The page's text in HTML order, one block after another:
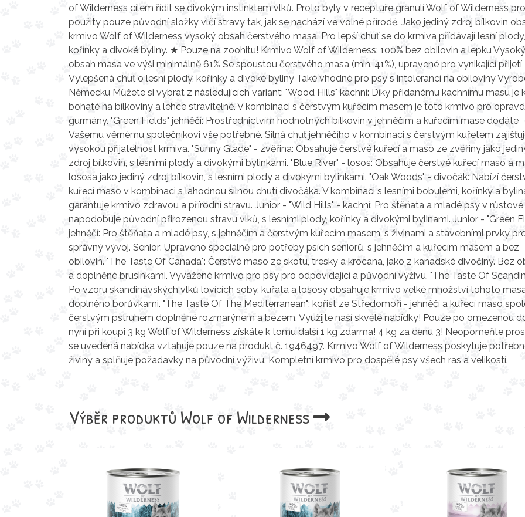
of Wilderness cílem řídit se divokým instinktem vlků. Proto byly v receptuře granulí Wolf of Wilderness
použity pouze původní složky vlčí stravy tak, jak se nachází ve volné přírodě. Jako jediný zdroj bílkovin
krmivo Wolf of Wilderness vysoký obsah čerstvého masa. Pro lepší chuť se do krmiva přídávají lesní plody,
kořínky a divoké byliny. ★ Pouze na zoohitu! Krmivo Wolf of Wilderness: 100% bez obilovin a lepku Vysoký
obsah masa ve výši minimálně 61% Se spoustou čerstvého masa (min. 41%), upravené pro vynikající přijetí
Vylepšená chuť o lesní plody, kořínky a divoké byliny Také vhodné pro psy s intolerancí na obiloviny
Německu Můžete si vybrat z následujících variant: "Wood Hills" kachní: Díky přidanému kachnímu masu je
bohaté na bílkoviny a lehce stravitelné. V kombinaci s čerstvým kuřecím masem je toto krmivo pro
gurmány. "Green Fields" jehněčí: Prostřednictvím hodnotných bílkovin v jehněčím a kuřecím mase dodáte
Vašemu věrnému společníkovi vše potřebné. Silná chuť jehněčího v kombinaci s čerstvým kuřetem
vysokou přijatelnost krmiva. "Sunny Glade" - zvěřina: Obsahuje čerstvé kuřecí a maso ze zvěřiny jako
zdroj bílkovin, s lesními plody a divokými bylinkami. "Blue River" - losos: Obsahuje čerstvé kuřecí maso a
lososa jako jediný zdroj bílkovin, s lesními plody a divokými bylinkami. "Oak Woods" - divočák: Nabízí
kuřecí maso v kombinaci s lahodnou silnou chutí divočáka. V kombinaci s lesními bobulemi, kořínky a
garantuje krmivo zdravou a přírodní stravu. Junior - "Wild Hills" - kachní: Pro štěňata a mladé psy v růstové
napodobuje původní přirozenou stravu vlků, s lesními plody, kořínky a divokými bylinami. Junior - "Green
jehněčí: Pro štěňata a mladé psy, s jehněčím a čerstvým kuřecím masem, s živinami a stavebními prvky
správný vývoj. Senior: Upraveno speciálně pro potřeby psích seniorů, s jehněčím a kuřecím masem a bez
obilovin. "The Taste Of Canada": Čerstvé maso ze skotu, tresky a krocana, jako z kanadské divočiny. Bez
a doplněné brusinkami. Vyvážené krmivo pro psy pro odpovídající a původní výživu. "The Taste Of
Po vzoru skandinávských vlků lovících soby, kuřata a lososy obsahuje krmivo velké množství tohoto
doplněno borůvkami. "The Taste Of The Mediterranean": kořist ze Středomoří - jehněčí a kuřecí maso
čerstvým pstruhem doplněné rozmarýnem a bezem. Využijte naší skvělé nabídky! Pouze po omezenou
nyní při koupi 3 kg Wolf of Wilderness získáte k tomu další 1 kg zdarma! 4 kg za cenu 3! Neopomeňte
se uvedená nabídka vztahuje pouze na produkt č. 1946497. Krmivo Wolf of Wilderness poskytuje
živiny a splňuje požadavky na původní výživu. Kompletní krmivo pro dospělé psy všech ras a velikostí.
Výběr produktů Wolf of Wilderness